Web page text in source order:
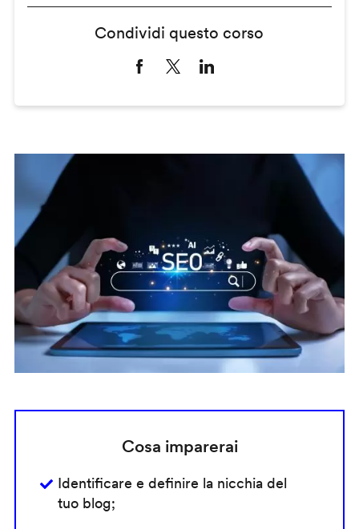
Condividi questo corso
Cosa imparerai
Identificare e definire la nicchia del
tuo blog;